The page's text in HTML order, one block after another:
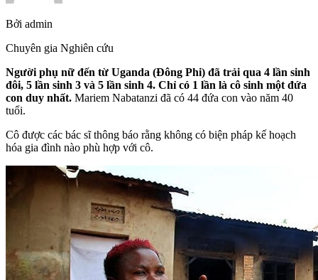
Bởi admin
Chuyên gia Nghiên cứu
Người phụ nữ đến từ Uganda (Đông Phi) đã trải qua 4 lần sinh
đôi, 5 lần sinh 3 và 5 lần sinh 4. Chỉ có 1 lần là cô sinh một đứa
con duy nhất. Mariem Nabatanzi đã có 44 đứa con vào năm 40
tuổi.
Cô được các bác sĩ thông báo rằng không có biện pháp kế hoạch
hóa gia đình nào phù hợp với cô.